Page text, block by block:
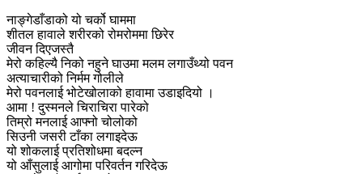
नाङ्गेडाँडाको यो चर्को घाममा
शीतल हावाले शरीरको रोमरोममा छिरेर
जीवन दिएजस्तै
मेरो कहिल्यै निको नहुने घाउमा मलम लगाउँथ्यो पवन
अत्याचारीको निर्मम गोलीले
मेरो पवनलाई भोटेखोलाको हावामा उडाइदियो ।
आमा ! दुस्मनले चिराचिरा पारेको
तिम्रो मनलाई आफ्नो चोलोको
सिउनी जसरी टाँका लगाइदेऊ
यो शोकलाई प्रतिशोधमा बदल्न
यो आँसुलाई आगोमा परिवर्तन गरिदेऊ